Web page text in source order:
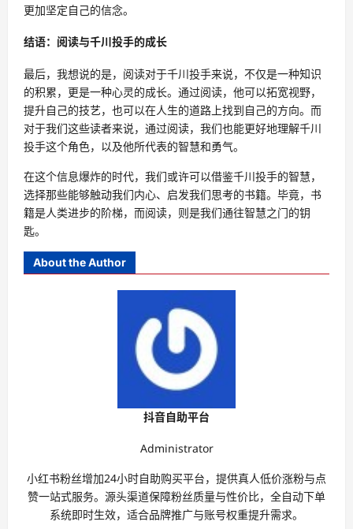
更加坚定自己的信念。
结语：阅读与千川投手的成长
最后，我想说的是，阅读对于千川投手来说，不仅是一种知识
的积累，更是一种心灵的成长。通过阅读，他可以拓宽视野，
提升自己的技艺，也可以在人生的道路上找到自己的方向。而
对于我们这些读者来说，通过阅读，我们也能更好地理解千川
投手这个角色，以及他所代表的智慧和勇气。
在这个信息爆炸的时代，我们或许可以借鉴千川投手的智慧，
选择那些能够触动我们内心、启发我们思考的书籍。毕竟，书
籍是人类进步的阶梯，而阅读，则是我们通往智慧之门的钥
匙。
About the Author
抖音自助平台
Administrator
小红书粉丝增加24小时自助购买平台，提供真人低价涨粉与点
赞一站式服务。源头渠道保障粉丝质量与性价比，全自动下单
系统即时生效，适合品牌推广与账号权重提升需求。